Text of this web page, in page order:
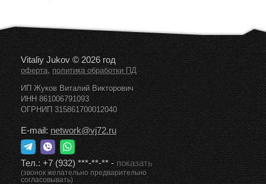
Vitaliy Jukov © 2026 год
оферта,политика обработки ПД
ИП Жуков Виталий Викторович
ИНН 861006791093
ОГРНИП 315861700012040
E-mail:network@vj72.ru
Тел.:+7 (932) ***-**-**-показать
(звонок желательно предварительно
согласовывать)